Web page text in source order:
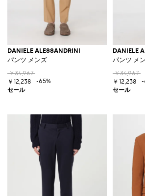
DANIELE ALESSANDRINI
パンツ メンズ
￥34,967
￥12,238
-65%
DANIELE
パンツ メ
￥34,967
￥12,238
-